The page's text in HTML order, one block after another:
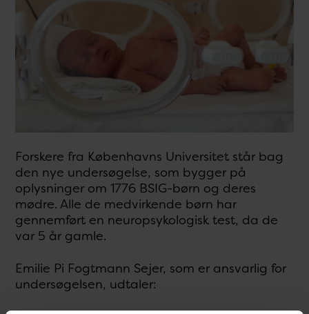
Forskere fra Københavns Universitet står bag
den nye undersøgelse, som bygger på
oplysninger om 1776 BSIG-børn og deres
mødre. Alle de medvirkende børn har
gennemført en neuropsykologisk test, da de
var 5 år gamle.
Emilie Pi Fogtmann Sejer, som er ansvarlig for
undersøgelsen, udtaler: